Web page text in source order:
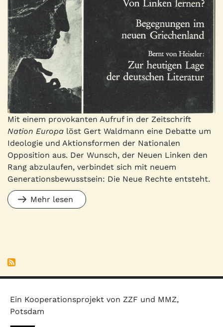
Mit einem provokanten Aufruf in der Zeitschrift
Nation Europa löst Gert Waldmann eine Debatte um
Ideologie und Aktionsformen der Nationalen
Opposition aus. Der Wunsch, der Neuen Linken den
Rang abzulaufen, verbindet sich mit neuem
Generationsbewusstsein: Die Neue Rechte entsteht.
Mehr lesen
Ein Kooperationsprojekt von ZZF und MMZ,
Potsdam